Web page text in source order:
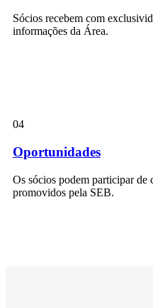
Sócios recebem com
informações da Área.
04
Oportunidades
Os sócios podem participar de
promovidos pela SEB.